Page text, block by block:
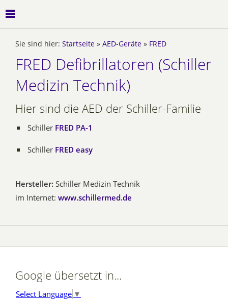
Sie sind hier: Startseite » AED-Geräte » FRED
FRED Defibrillatoren (Schiller
Medizin Technik)
Hier sind die AED der Schiller-Familie
Schiller FRED PA-1
Schiller FRED easy
Hersteller: Schiller Medizin Technik
im Internet: www.schillermed.de
Google übersetzt in...
Select Language ▼